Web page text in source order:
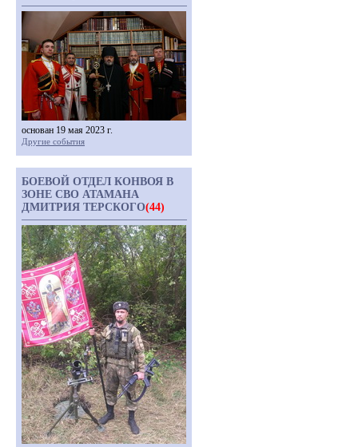
основан 19 мая 2023 г.
Другие события
БОЕВОЙ ОТДЕЛ КОНВОЯ В
ЗОНЕ СВО АТАМАНА
ДМИТРИЯ ТЕРСКОГО(44)